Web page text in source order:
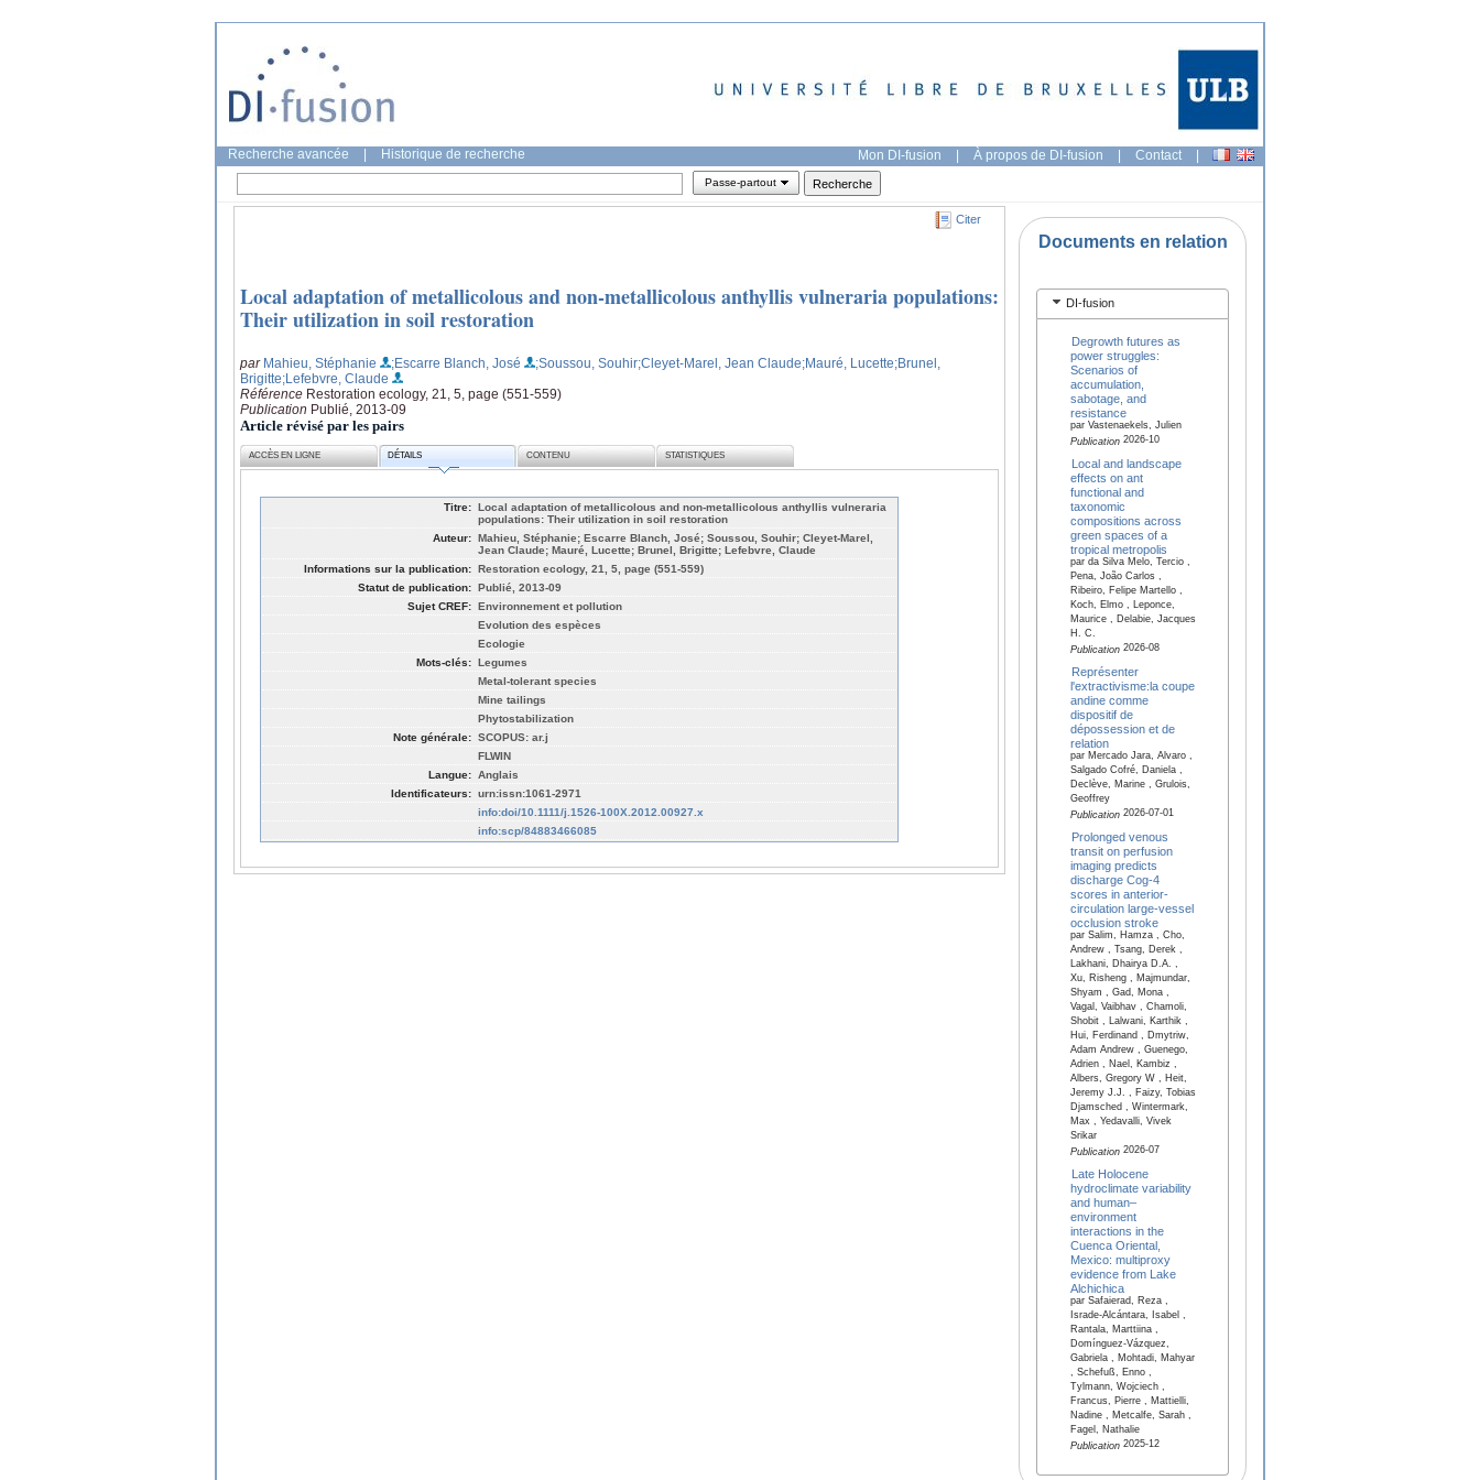
Recherche avancée Historique de recherche Mon DI-fusion | À propos de DI-fusion | Contact |
Passe-partout
Citer
Local adaptation of metallicolous and non-metallicolous anthyllis vulneraria populations:
Their utilization in soil restoration
par Mahieu, Stéphanie ;Escarre Blanch, José ;Soussou, Souhir;Cleyet-Marel, Jean Claude;Mauré, Lucette;Brunel,
Brigitte;Lefebvre, Claude
Référence Restoration ecology, 21, 5, page (551-559)
Publication Publié, 2013-09
Article révisé par les pairs
ACCÈS EN LIGNE DÉTAILS CONTENU STATISTIQUES
Titre: Local adaptation of metallicolous and non-metallicolous anthyllis vulneraria
populations: Their utilization in soil restoration
Auteur: Mahieu, Stéphanie; Escarre Blanch, José; Soussou, Souhir; Cleyet-Marel,
Jean Claude; Mauré, Lucette; Brunel, Brigitte; Lefebvre, Claude
Informations sur la publication: Restoration ecology, 21, 5, page (551-559)
Statut de publication: Publié, 2013-09
Sujet CREF: Environnement et pollution
Evolution des espèces
Ecologie
Mots-clés: Legumes
Metal-tolerant species
Mine tailings
Phytostabilization
Note générale: SCOPUS: ar.j
FLWIN
Langue: Anglais
Identificateurs: urn:issn:1061-2971
info:doi/10.1111/j.1526-100X.2012.00927.x
info:scp/84883466085
Documents en relation
DI-fusion
Degrowth futures as
power struggles:
Scenarios of
accumulation,
sabotage, and
resistance
par Vastenaekels, Julien
Publication2026-10
Local and landscape
effects on ant
functional and
taxonomic
compositions across
green spaces of a
tropical metropolis
par da Silva Melo, Tercio ,
Pena, João Carlos ,
Ribeiro, Felipe Martello ,
Koch, Elmo , Leponce,
Maurice , Delabie, Jacques
H. C.
Publication2026-08
Représenter
l'extractivisme:la coupe
andine comme
dispositif de
dépossession et de
relation
par Mercado Jara, Alvaro ,
Salgado Cofré, Daniela ,
Declève, Marine , Grulois,
Geoffrey
Publication2026-07-01
Prolonged venous
transit on perfusion
imaging predicts
discharge Cog-4
scores in anterior-
circulation large-vessel
occlusion stroke
par Salim, Hamza , Cho,
Andrew , Tsang, Derek ,
Lakhani, Dhairya D.A. ,
Xu, Risheng , Majmundar,
Shyam , Gad, Mona ,
Vagal, Vaibhav , Chamoli,
Shobit , Lalwani, Karthik ,
Hui, Ferdinand , Dmytriw,
Adam Andrew , Guenego,
Adrien , Nael, Kambiz ,
Albers, Gregory W , Heit,
Jeremy J.J. , Faizy, Tobias
Djamsched , Wintermark,
Max , Yedavalli, Vivek
Srikar
Publication2026-07
Late Holocene
hydroclimate variability
and human–
environment
interactions in the
Cuenca Oriental,
Mexico: multiproxy
evidence from Lake
Alchichica
par Safaierad, Reza ,
Israde-Alcántara, Isabel ,
Rantala, Marttiina ,
Domínguez-Vázquez,
Gabriela , Mohtadi, Mahyar
, Schefuß, Enno ,
Tylmann, Wojciech ,
Francus, Pierre , Mattielli,
Nadine , Metcalfe, Sarah ,
Fagel, Nathalie
Publication2025-12